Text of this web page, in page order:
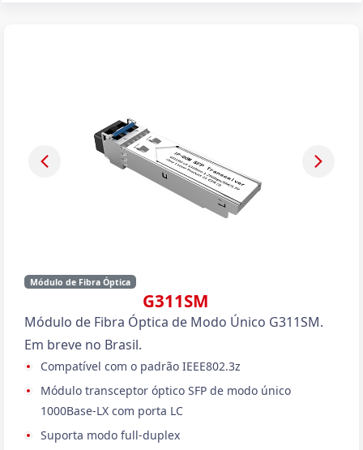
Módulo de Fibra Óptica
G311SM
Módulo de Fibra Óptica de Modo Único G311SM.
Em breve no Brasil.
Compatível com o padrão IEEE802.3z
Módulo transceptor óptico SFP de modo único
1000Base-LX com porta LC
Suporta modo full-duplex